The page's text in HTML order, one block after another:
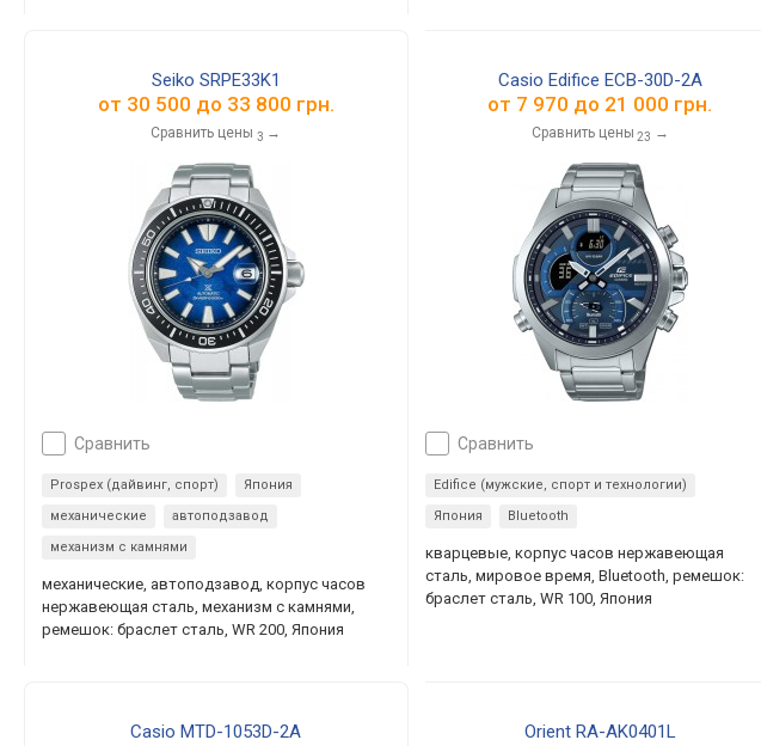
Seiko SRPE33K1
от 30 500 до 33 800 грн.
Сравнить цены 3 →
сравнить
Prospex (дайвинг, спорт)
Япония
механические
автоподзавод
механизм с камнями
механические, автоподзавод, корпус часов
нержавеющая сталь, механизм с камнями,
ремешок: браслет сталь, WR 200, Япония
Casio Edifice ECB-30D-2A
от 7 970 до 21 000 грн.
Сравнить цены 23 →
сравнить
Edifice (мужские, спорт и технологии)
Япония
Bluetooth
кварцевые, корпус часов нержавеющая
сталь, мировое время, Bluetooth, ремешок:
браслет сталь, WR 100, Япония
Casio MTD-1053D-2A Orient RA-AK0401L